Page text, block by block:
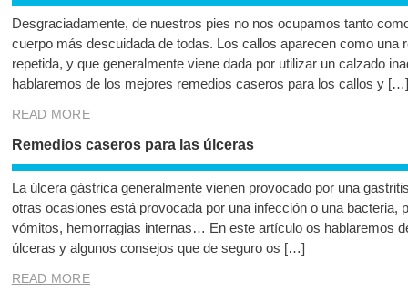
Desgraciadamente, de nuestros pies no nos ocupamos tanto
cuerpo más descuidada de todas. Los callos aparecen como una
repetida, y que generalmente viene dada por utilizar un calzado
hablaremos de los mejores remedios caseros para los callos y […]
READ MORE
Remedios caseros para las úlceras
La úlcera gástrica generalmente vienen provocado por una
otras ocasiones está provocada por una infección o una bacteria,
vómitos, hemorragias internas… En este artículo os hablaremos
úlceras y algunos consejos que de seguro os […]
READ MORE